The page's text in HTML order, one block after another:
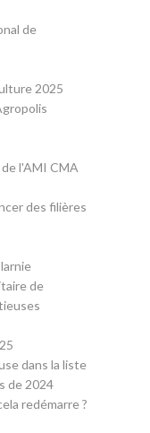
de
2025
l'AMI CMA
des filières
de
dans la liste
de 2024
redémarre ?